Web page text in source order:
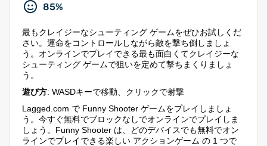
85%
最もクレイジーなシューティング ゲームをぜひお試しくだ
さい。運命をコントロールしながら敵を撃ち倒しましょ
う。オンラインでプレイできる最も面白くてクレイジーな
シューティング ゲームで狙いを定めて撃ちまくりましょ
う。
遊び方: WASDキーで移動、クリックで射撃
Lagged.com で Funny Shooter ゲームをプレイしましょ
う。今すぐ無料でブロックなしでオンラインでプレイしま
しょう。Funny Shooter は、どのデバイスでも無料でオン
ラインでプレイできる楽しい アクションゲーム の 1 つで